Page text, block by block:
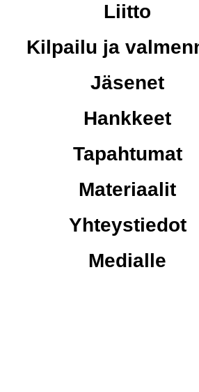
Liitto
Kilpailu ja
Jäsenet
Hankkeet
Tapahtumat
Materiaalit
Yhteystiedot
Medialle